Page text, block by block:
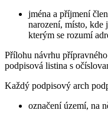
jména a příjmení
narození, místo, kde
kterým se rozumí
Přílohu návrhu
podpisová listina s
Každý podpisový arch
označení území, na